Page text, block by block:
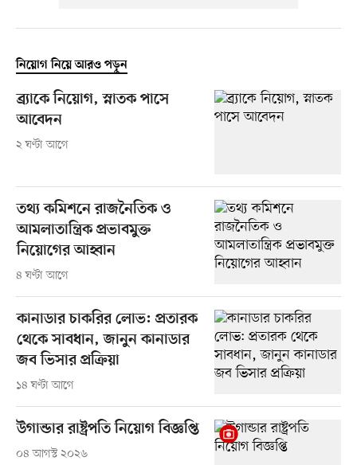
নিয়োগ নিয়ে আরও পড়ুন
ব্র্যাকে নিয়োগ, স্নাতক পাসে
আবেদন
২ ঘণ্টা আগে
তথ্য কমিশনে রাজনৈতিক ও
আমলাতান্ত্রিক প্রভাবমুক্ত
নিয়োগের আহ্বান
৪ ঘণ্টা আগে
কানাডার চাকরির লোভ: প্রতারক
থেকে সাবধান, জানুন কানাডার
জব ভিসার প্রক্রিয়া
১৪ ঘণ্টা আগে
উগান্ডার রাষ্ট্রপতি নিয়োগ বিজ্ঞপ্তি
০৪ আগস্ট ২০২৬